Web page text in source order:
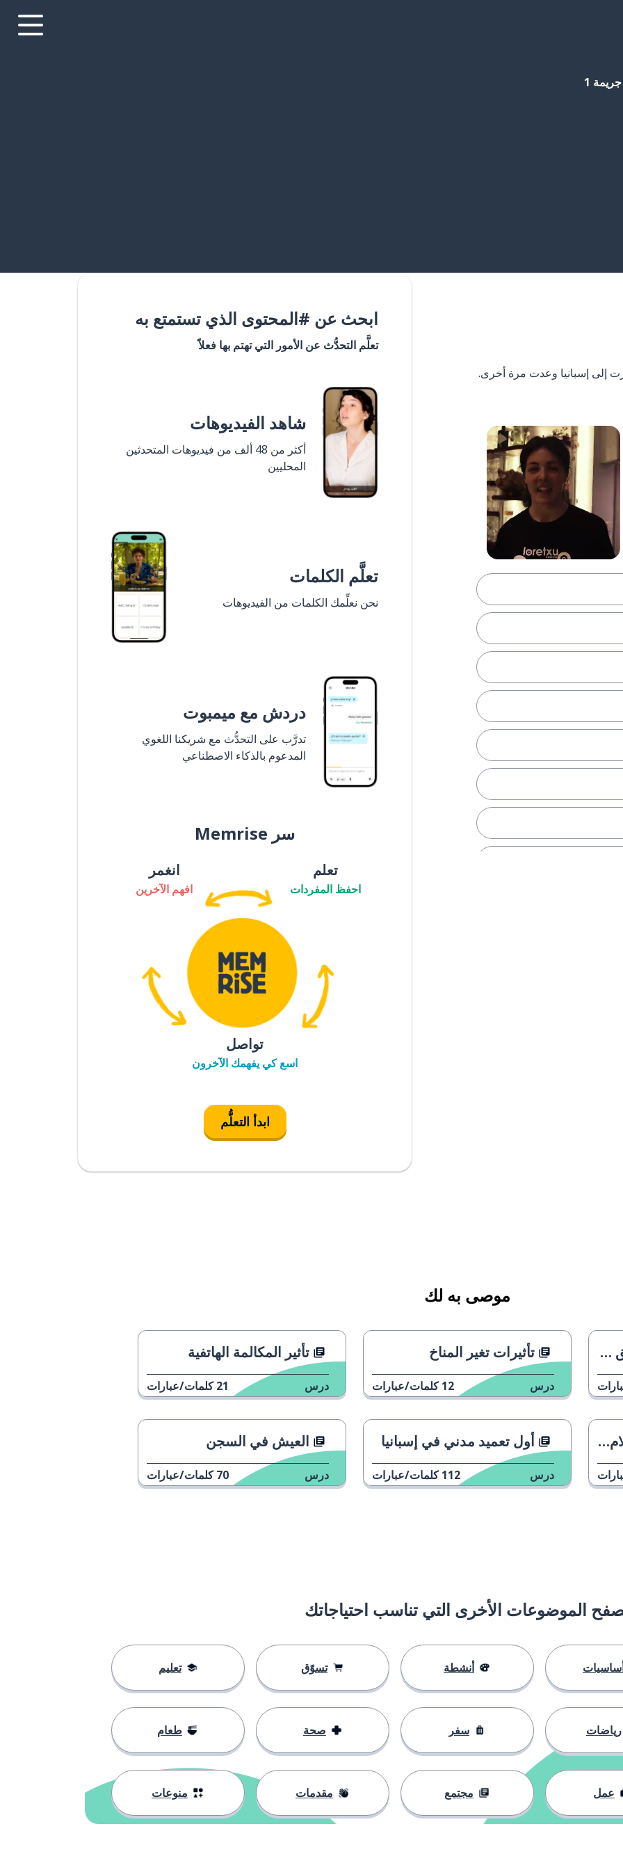
جريمة 1
على القاتل في حالة
ابحث عن #المحتوى الذي تستمتع به
تعلَّم التحدُّث عن الأمور التي تهتم بها فعلاً
شاهد الفيديوهات
أكثر من 48 ألف من فيديوهات المتحدثين
المحليين
تعلَّم الكلمات
نحن نعلِّمك الكلمات من الفيديوهات
دردش مع ميمبوت
تدرَّب على التحدُّث مع شريكنا اللغوي
المدعوم بالذكاء الاصطناعي
سر Memrise
تعلم
احفظ المفردات
انغمر
افهم الآخرين
تواصل
اسع كي يفهمك الآخرون
ابدأ التعلُّم
موصى به لك
تأثيرات تغير المناخ
درس 12 كلمات/عبارات
تأثير المكالمة الهاتفية
درس 21 كلمات/عبارات
أول تعميد مدني في إسبانيا
درس 112 كلمات/عبارات
العيش في السجن
درس 70 كلمات/عبارات
الموضوعات الأخرى التي تناسب احتياجاتك
أنشطة تسوّق تعليم
رياضات سفر صحة طعام
عمل مجتمع مقدمات منوعات